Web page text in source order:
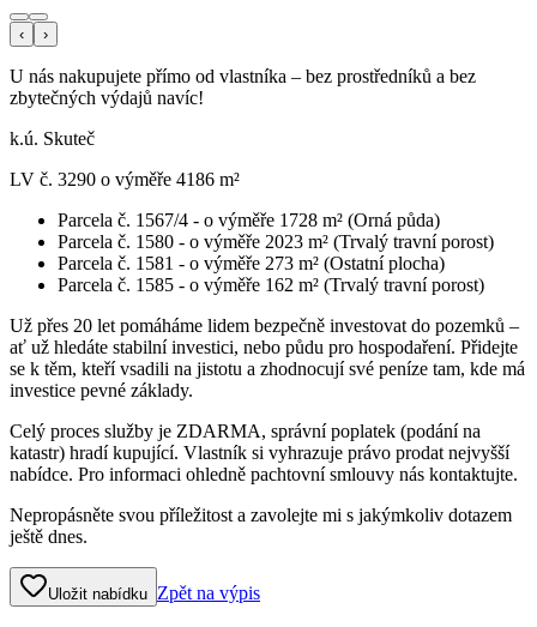
‹ ›
U nás nakupujete přímo od vlastníka – bez prostředníků a bez
zbytečných výdajů navíc!
k.ú. Skuteč
LV č. 3290 o výměře 4186 m²
Parcela č. 1567/4 - o výměře 1728 m² (Orná půda)
Parcela č. 1580 - o výměře 2023 m² (Trvalý travní porost)
Parcela č. 1581 - o výměře 273 m² (Ostatní plocha)
Parcela č. 1585 - o výměře 162 m² (Trvalý travní porost)
Už přes 20 let pomáháme lidem bezpečně investovat do pozemků –
ať už hledáte stabilní investici, nebo půdu pro hospodaření. Přidejte
se k těm, kteří vsadili na jistotu a zhodnocují své peníze tam, kde má
investice pevné základy.
Celý proces služby je ZDARMA, správní poplatek (podání na
katastr) hradí kupující. Vlastník si vyhrazuje právo prodat nejvyšší
nabídce. Pro informaci ohledně pachtovní smlouvy nás kontaktujte.
Nepropásněte svou příležitost a zavolejte mi s jakýmkoliv dotazem
ještě dnes.
Uložit nabídku Zpět na výpis